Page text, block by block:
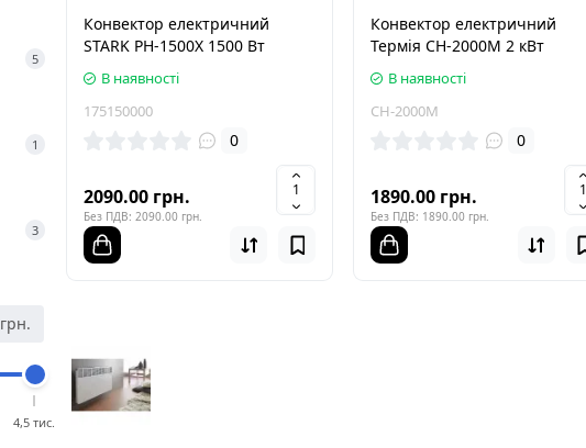
5
1
3
грн.
4,5 тис.
Конвектор електричний
STARK PH-1500X 1500 Вт
В наявності
175150000
0
2090.00 грн.
Без ПДВ: 2090.00 грн.
Конвектор електричний
Термія CH-2000M 2 кВт
В наявності
CH-2000M
0
1890.00 грн.
Без ПДВ: 1890.00 грн.